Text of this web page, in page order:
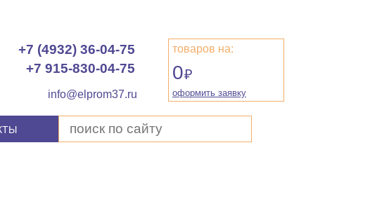
+7 (4932) 36-04-75
+7 915-830-04-75
info@elprom37.ru
товаров на:
0₽
оформить заявку